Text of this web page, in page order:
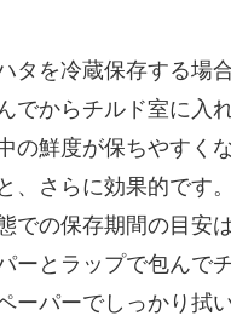
タを冷蔵保存する場
でからチルド室に入
の鮮度が保ちやすく
、さらに効果的です
での保存期間の目安
ーとラップで包んで
ーパーでしっかり拭